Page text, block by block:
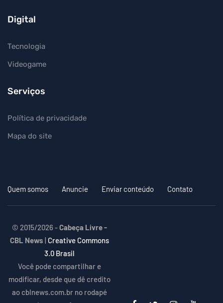
Digital
Tecnologia
Videogame
Serviços
Política de privacidade
Mapa do site
Quem somos Anuncie Enviar conteúdo Contato
© 2015/2026 -Cabeça Livre -
CBL News | Creative Commons
3.0 Brasil
Você pode compartilhar e
modificar, desde que dê credito
ao cblnews.com.br no rodapé